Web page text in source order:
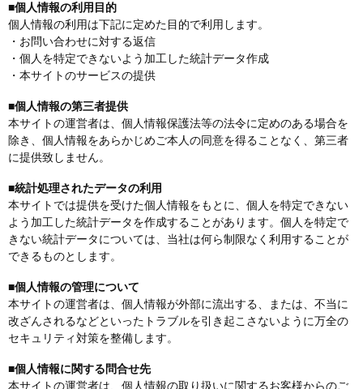
■個人情報の利用目的
個人情報の利用は下記に定めた目的で利用します。
・お問い合わせに対する返信
・個人を特定できないよう加工した統計データ作成
・本サイトのサービスの提供
■個人情報の第三者提供
本サイトの運営者は、個人情報保護法等の法令に定めのある場合を
除き、個人情報をあらかじめご本人の同意を得ることなく、第三者
に提供致しません。
■統計処理されたデータの利用
本サイトでは提供を受けた個人情報をもとに、個人を特定できない
よう加工した統計データを作成することがあります。個人を特定で
きない統計データについては、当社は何ら制限なく利用することが
できるものとします。
■個人情報の管理について
本サイトの運営者は、個人情報が外部に流出する、または、不当に
改ざんされるなどといったトラブルを引き起こさないように万全の
セキュリティ対策を整備します。
■個人情報に関する問合せ先
本サイトの運営者は、個人情報の取り扱いに関するお客様からのご